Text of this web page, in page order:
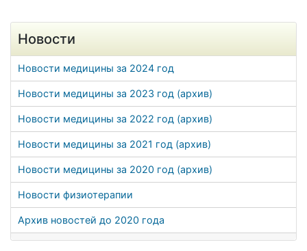
Новости
Новости медицины за 2024 год
Новости медицины за 2023 год (архив)
Новости медицины за 2022 год (архив)
Новости медицины за 2021 год (архив)
Новости медицины за 2020 год (архив)
Новости физиотерапии
Архив новостей до 2020 года